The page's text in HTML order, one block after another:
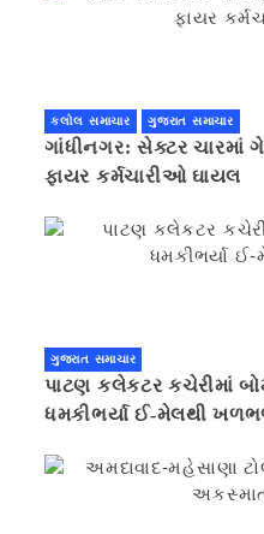
કલોલ સમાચાર ગુજરાત સમાચાર
ગાંધીનગર: સેક્ટર ચારમાં
ફાયર કર્મચારીઓ ઘાયલ
ગુજરાત સમાચાર
પાટણ કલેકટર કચેરીમાં
ધમકીભર્યા ઈ-